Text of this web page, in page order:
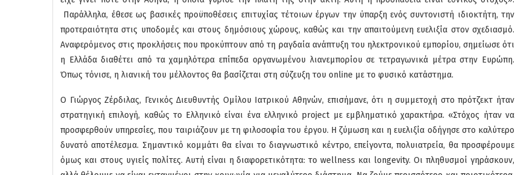
Παράλληλα, έθεσε ως βασικές προϋποθέσεις επιτυχίας τέτοιων έργων την ύπαρξη ενός συντονιστή ιδιοκτήτη, την
προτεραιότητα στις υποδομές και στους δημόσιους χώρους, καθώς και την απαιτούμενη ευελιξία στον σχεδιασμό.
Αναφερόμενος στις προκλήσεις που προκύπτουν από τη ραγδαία ανάπτυξη του ηλεκτρονικού εμπορίου, σημείωσε ότι
η Ελλάδα διαθέτει από τα χαμηλότερα επίπεδα οργανωμένου λιανεμπορίου σε τετραγωνικά μέτρα στην Ευρώπη.
Όπως τόνισε, η λιανική του μέλλοντος θα βασίζεται στη σύζευξη του online με το φυσικό κατάστημα.
Ο Γιώργος Ζέρδιλας, Γενικός Διευθυντής Ομίλου Ιατρικού Αθηνών, επισήμανε, ότι η συμμετοχή στο πρότζεκτ ήταν
στρατηγική επιλογή, καθώς το Ελληνικό είναι ένα ελληνικό project με εμβληματικό χαρακτήρα. «Στόχος ήταν να
προσφερθούν υπηρεσίες, που ταιριάζουν με τη φιλοσοφία του έργου. Η ζύμωση και η ευελιξία οδήγησε στο καλύτερο
δυνατό αποτέλεσμα. Σημαντικό κομμάτι θα είναι το διαγνωστικό κέντρο, επείγοντα, πολυιατρεία, θα προσφέρουμε
όμως και στους υγιείς πολίτες. Αυτή είναι η διαφορετικότητα: το wellness και longevity. Οι πληθυσμοί γηράσκουν,